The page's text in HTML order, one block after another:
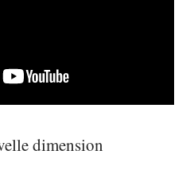
dimension